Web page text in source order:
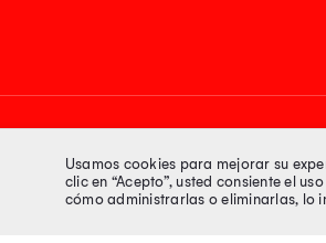
Síguenos enUsamos cookies para mejorar su
clic en “Acepto”, usted consiente el
cómo administrarlas o eliminarlas, lo